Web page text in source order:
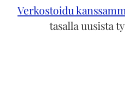
Verkostoidu
tasalla uusista